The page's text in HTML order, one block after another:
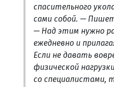
спасительного
сами собой. —
— Над этим нужно
ежедневно и
Если не давать
физической
со специалистами,